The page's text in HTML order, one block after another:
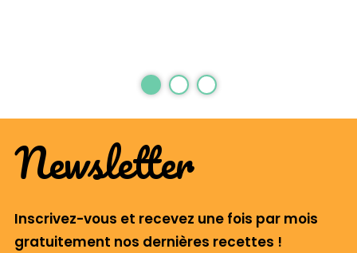
Newsletter
Inscrivez-vous et recevez une fois par mois
gratuitement nos dernières recettes !